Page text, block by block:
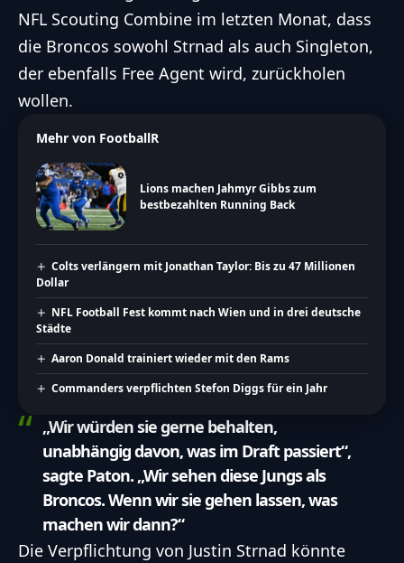
NFL Scouting Combine im letzten Monat, dass
die Broncos sowohl Strnad als auch Singleton,
der ebenfalls Free Agent wird, zurückholen
wollen.
Mehr von FootballR
Lions machen Jahmyr Gibbs zum
bestbezahlten Running Back
Colts verlängern mit Jonathan Taylor: Bis zu 47 Millionen
Dollar
NFL Football Fest kommt nach Wien und in drei deutsche
Städte
Aaron Donald trainiert wieder mit den Rams
Commanders verpflichten Stefon Diggs für ein Jahr
„Wir würden sie gerne behalten,
unabhängig davon, was im Draft passiert“,
sagte Paton. „Wir sehen diese Jungs als
Broncos. Wenn wir sie gehen lassen, was
machen wir dann?“
Die Verpflichtung von Justin Strnad könnte